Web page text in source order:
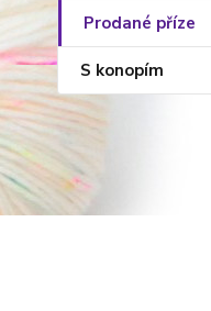
Prodané příze
S konopím